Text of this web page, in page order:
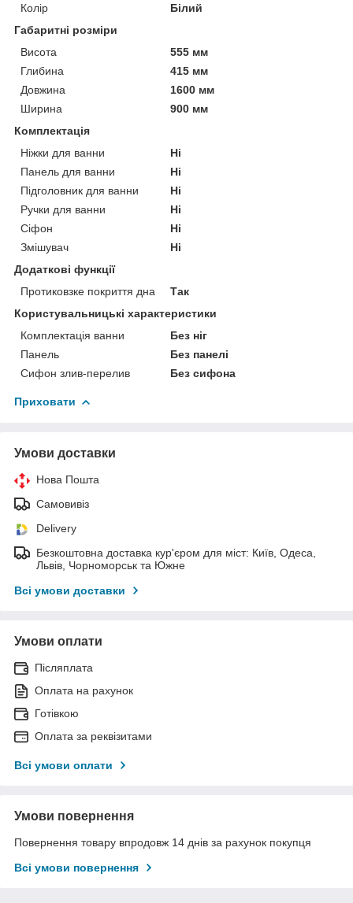
Колір
Білий
Габаритні розміри
Висота
555 мм
Глибина
415 мм
Довжина
1600 мм
Ширина
900 мм
Комплектація
Ніжки для ванни
Ні
Панель для ванни
Ні
Підголовник для ванни
Ні
Ручки для ванни
Ні
Сіфон
Ні
Змішувач
Ні
Додаткові функції
Протиковзке покриття дна
Так
Користувальницькі характеристики
Комплектація ванни
Без ніг
Панель
Без панелі
Сифон злив-перелив
Без сифона
Приховати
Умови доставки
Нова Пошта
Самовивіз
Delivery
Безкоштовна доставка кур'єром для міст: Київ, Одеса,
Львів, Чорноморськ та Южне
Всі умови доставки
Умови оплати
Післяплата
Оплата на рахунок
Готівкою
Оплата за реквізитами
Всі умови оплати
Умови повернення
Повернення товару впродовж 14 днів за рахунок покупця
Всі умови повернення